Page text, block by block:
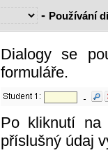
- Používání
Dialogy se
formuláře.
Po kliknutí na
příslušný údaj